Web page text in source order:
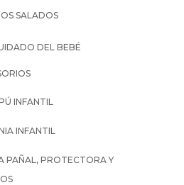
SALADOS
DEL BEBÉ
INFANTIL
INFANTIL
PAÑAL, PROTECTORA Y